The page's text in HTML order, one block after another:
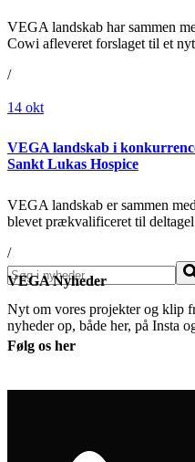
VEGA landskab har sammen
Cowi afleveret forslaget til et
/
14 okt
VEGA landskab i
Sankt Lukas Hospice
VEGA landskab er sammen
blevet prækvalificeret til deltagel
/
Søg
VEGA Nyheder
Nyt om vores projekter og klip
nyheder op, både her, på Insta
Følg os her